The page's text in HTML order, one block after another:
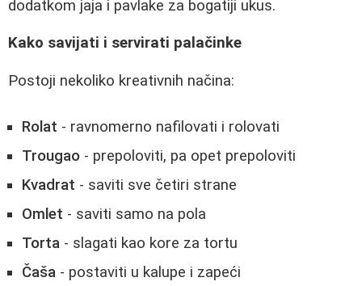
dodatkom jaja i pavlake za bogatiji ukus.
Kako savijati i servirati palačinke
Postoji nekoliko kreativnih načina:
Rolat - ravnomerno nafilovati i rolovati
Trougao - prepoloviti, pa opet prepoloviti
Kvadrat - saviti sve četiri strane
Omlet - saviti samo na pola
Torta - slagati kao kore za tortu
Čaša - postaviti u kalupe i zapeći